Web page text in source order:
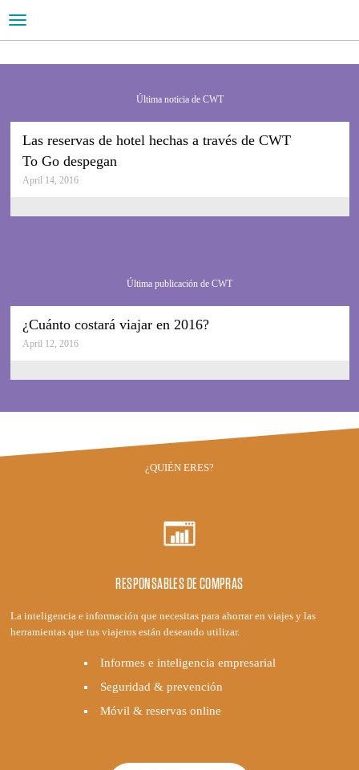
Toggle
navigation
en RSC
Lee la nota de prensa
Última noticia de CWT
Las reservas de hotel hechas a través de CWT
To Go despegan
April 14, 2016
Última publicación de CWT
¿Cuánto costará viajar en 2016?
April 12, 2016
¿QUIÉN ERES?
RESPONSABLES DE COMPRAS
La inteligencia e información que necesitas para ahorrar en viajes y las
herramientas que tus viajeros están deseando utilizar.
Informes e inteligencia empresarial
Seguridad & prevención
Móvil & reservas online